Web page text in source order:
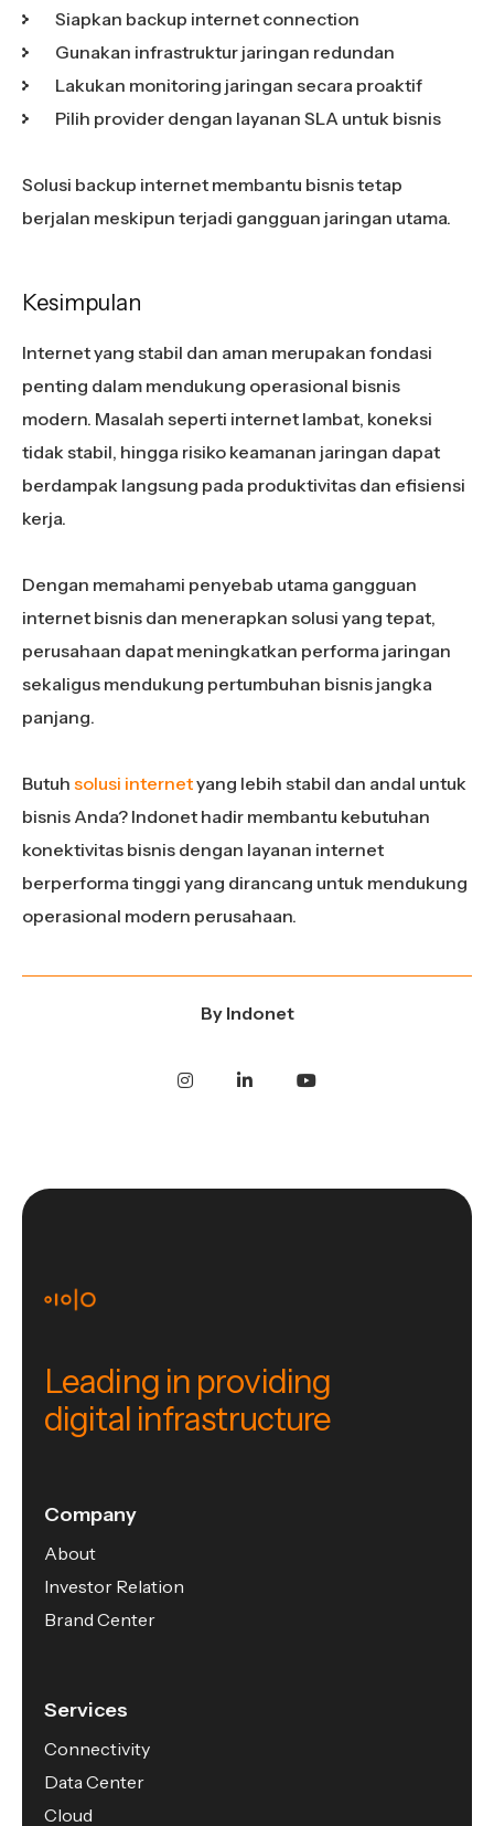
Siapkan backup internet connection
Gunakan infrastruktur jaringan redundan
Lakukan monitoring jaringan secara proaktif
Pilih provider dengan layanan SLA untuk bisnis
Solusi backup internet membantu bisnis tetap
berjalan meskipun terjadi gangguan jaringan utama.
Kesimpulan
Internet yang stabil dan aman merupakan fondasi
penting dalam mendukung operasional bisnis
modern. Masalah seperti internet lambat, koneksi
tidak stabil, hingga risiko keamanan jaringan dapat
berdampak langsung pada produktivitas dan efisiensi
kerja.
Dengan memahami penyebab utama gangguan
internet bisnis dan menerapkan solusi yang tepat,
perusahaan dapat meningkatkan performa jaringan
sekaligus mendukung pertumbuhan bisnis jangka
panjang.
Butuh solusi internetyang lebih stabil dan andal untuk
bisnis Anda? Indonet hadir membantu kebutuhan
konektivitas bisnis dengan layanan internet
berperforma tinggi yang dirancang untuk mendukung
operasional modern perusahaan.
By Indonet
Leading in providing
digital infrastructure
Company
About
Investor Relation
Brand Center
Services
Connectivity
Data Center
Cloud